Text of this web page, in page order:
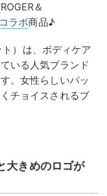
ROGER＆
ラボ商品♪
）は、ボディケア
いる人気ブランド
。女性らしいパッ
チョイスされるブ
大きめのロゴが